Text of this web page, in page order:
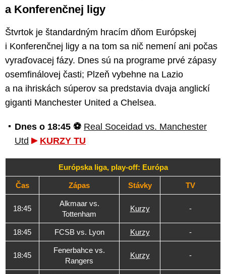
a Konferenčnej ligy
Štvrtok je štandardným hracím dňom Európskej
i Konferenčnej ligy a na tom sa nič nemení ani počas
vyraďovacej fázy. Dnes sú na programe prvé zápasy
osemfinálovej časti; Plzeň vybehne na Lazio
a na ihriskách súperov sa predstavia dvaja anglickí
giganti Manchester United a Chelsea.
Dnes o 18:45 ⚽ Real Soceidad vs. Manchester
Utd
KURZY TU
Európska liga, play-off: Európa
Čas Zápas Stávky TV
18:45
Alkmaar vs.
Tottenham
Kurzy -
18:45 FCSB vs. Lyon Kurzy -
18:45
Fenerbahce vs.
Rangers
Kurzy -